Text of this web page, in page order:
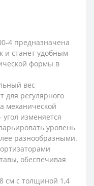
4 предназначена
и станет удобным
формы в
вес
для регулярного
механической
изменяется
уровень
разнообразными.
обеспечивая
см с толщиной 1,4